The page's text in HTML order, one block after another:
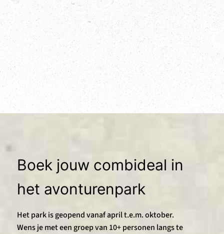
Boek jouw combideal in
het avonturenpark
Het park is geopend vanaf april t.e.m. oktober.
Wens je met een groep van 10+ personen langs te